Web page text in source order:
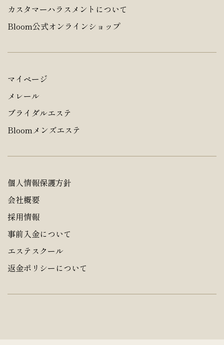
カスタマーハラスメントについて
Bloom公式オンラインショップ
マイページ
メレール
ブライダルエステ
Bloomメンズエステ
個人情報保護方針
会社概要
採用情報
事前入金について
エステスクール
返金ポリシーについて